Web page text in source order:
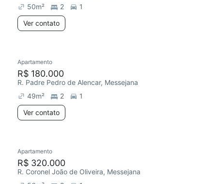
50m² 2
1
Ver contato
Apartamento
R$ 180.000
R. Padre Pedro de Alencar, Messejana
49m² 2
1
Ver contato
Apartamento
R$ 320.000
R. Coronel João de Oliveira, Messejana